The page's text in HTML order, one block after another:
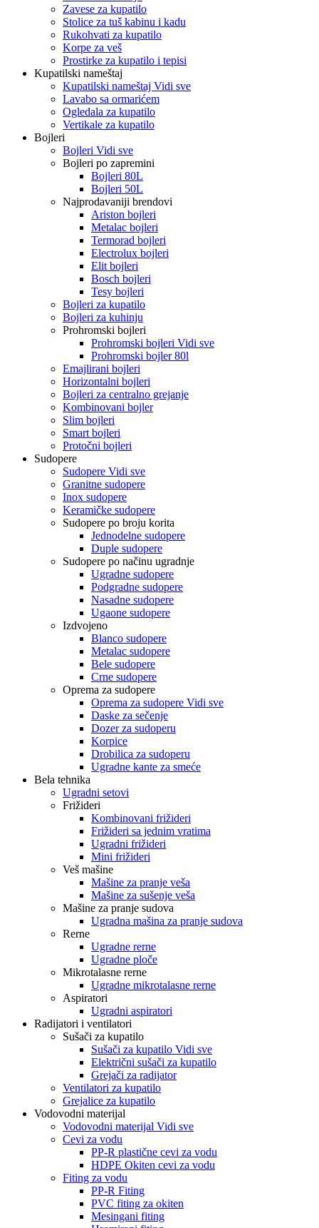
Zavese za kupatilo
Stolice za tuš kabinu i kadu
Rukohvati za kupatilo
Korpe za veš
Prostirke za kupatilo i tepisi
Kupatilski nameštaj
Kupatilski nameštaj Vidi sve
Lavabo sa ormarićem
Ogledala za kupatilo
Vertikale za kupatilo
Bojleri
Bojleri Vidi sve
Bojleri po zapremini
Bojleri 80L
Bojleri 50L
Najprodavaniji brendovi
Ariston bojleri
Metalac bojleri
Termorad bojleri
Electrolux bojleri
Elit bojleri
Bosch bojleri
Tesy bojleri
Bojleri za kupatilo
Bojleri za kuhinju
Prohromski bojleri
Prohromski bojleri Vidi sve
Prohromski bojler 80l
Emajlirani bojleri
Horizontalni bojleri
Bojleri za centralno grejanje
Kombinovani bojler
Slim bojleri
Smart bojleri
Protočni bojleri
Sudopere
Sudopere Vidi sve
Granitne sudopere
Inox sudopere
Keramičke sudopere
Sudopere po broju korita
Jednodelne sudopere
Duple sudopere
Sudopere po načinu ugradnje
Ugradne sudopere
Podgradne sudopere
Nasadne sudopere
Ugaone sudopere
Izdvojeno
Blanco sudopere
Metalac sudopere
Bele sudopere
Crne sudopere
Oprema za sudopere
Oprema za sudopere Vidi sve
Daske za sečenje
Dozer za sudoperu
Korpice
Drobilica za sudoperu
Ugradne kante za smeće
Bela tehnika
Ugradni setovi
Frižideri
Kombinovani frižideri
Frižideri sa jednim vratima
Ugradni frižideri
Mini frižideri
Veš mašine
Mašine za pranje veša
Mašine za sušenje veša
Mašine za pranje sudova
Ugradna mašina za pranje sudova
Rerne
Ugradne rerne
Ugradne ploče
Mikrotalasne rerne
Ugradne mikrotalasne rerne
Aspiratori
Ugradni aspiratori
Radijatori i ventilatori
Sušači za kupatilo
Sušači za kupatilo Vidi sve
Električni sušači za kupatilo
Grejači za radijator
Ventilatori za kupatilo
Grejalice za kupatilo
Vodovodni materijal
Vodovodni materijal Vidi sve
Cevi za vodu
PP-R plastične cevi za vodu
HDPE Okiten cevi za vodu
Fiting za vodu
PP-R Fiting
PVC fiting za okiten
Mesingani fiting